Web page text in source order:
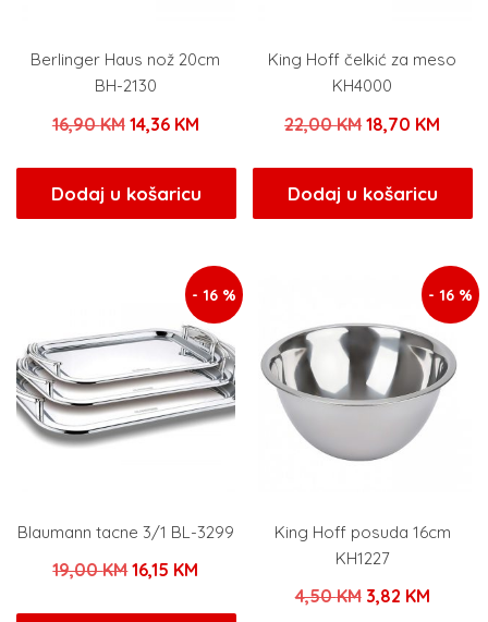
Berlinger Haus nož 20cm
BH-2130
16,90KM Izvorna
bila
je:
14,36 KMTrenutna
je:
14,36 KM.
Dodaj u košaricu
King Hoff čelkić za meso
KH4000
22,00KMIzvorna
bila
je:
18,70 KM
18,70
Dodaj u košaricu
- 16 %
Blaumann tacne 3/1 BL-3299
19,00KMIzvorna
16,15 KM
- 16 %
King Hoff posuda 16cm
KH1227
4,50KM Izvorna
3,82 KM